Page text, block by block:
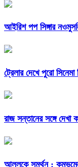
আইরিশ পপ সিঙ্গার
ট্রেলার দেখে পুরো
রাজ সন্তানের সঙ্গে
আল্লুকে সমর্থন :